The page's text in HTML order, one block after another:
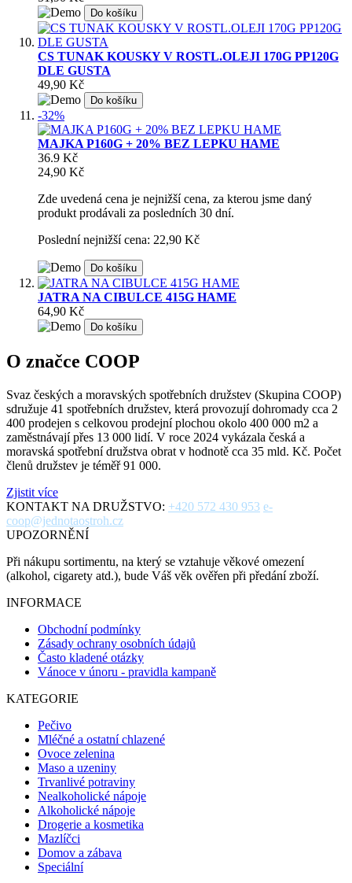
Do košíku
CS TUNAK KOUSKY V ROSTL.OLEJI 170G PP120G
DLE GUSTA
49,90 Kč
Do košíku
-32%
MAJKA P160G + 20% BEZ LEPKU HAME
36.9 Kč
24,90 Kč
Zde uvedená cena je nejnižší cena, za kterou jsme daný
produkt prodávali za posledních 30 dní.
Poslední nejnižší cena: 22,90 Kč
Do košíku
JATRA NA CIBULCE 415G HAME
64,90 Kč
Do košíku
O značce COOP
Svaz českých a moravských spotřebních družstev (Skupina COOP)
sdružuje 41 spotřebních družstev, která provozují dohromady cca 2
400 prodejen s celkovou prodejní plochou okolo 400 000 m2 a
zaměstnávají přes 13 000 lidí. V roce 2024 vykázala česká a
moravská spotřební družstva obrat v hodnotě cca 35 mld. Kč. Počet
členů družstev je téměř 91 000.
Zjistit více
KONTAKT NA DRUŽSTVO: +420 572 430 953 e-
coop@jednotaostroh.cz
UPOZORNĚNÍ
Při nákupu sortimentu, na který se vztahuje věkové omezení
(alkohol, cigarety atd.), bude Váš věk ověřen při předání zboží.
INFORMACE
Obchodní podmínky
Zásady ochrany osobních údajů
Často kladené otázky
Vánoce v únoru - pravidla kampaně
KATEGORIE
Pečivo
Mléčné a ostatní chlazené
Ovoce zelenina
Maso a uzeniny
Trvanlivé potraviny
Nealkoholické nápoje
Alkoholické nápoje
Drogerie a kosmetika
Mazlíčci
Domov a zábava
Speciální